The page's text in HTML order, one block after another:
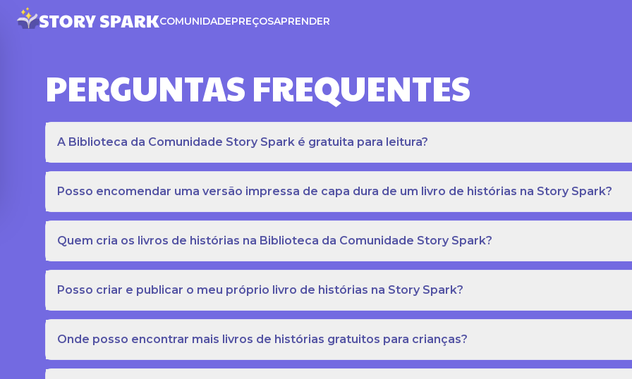
COMUNIDADEPREÇOSAPRENDER
PERGUNTAS FREQUENTES
A Biblioteca da Comunidade Story Spark é gratuita para leitura?
Posso encomendar uma versão impressa de capa dura de um livro de histórias na Story Spark?
Quem cria os livros de histórias na Biblioteca da Comunidade Story Spark?
Posso criar e publicar o meu próprio livro de histórias na Story Spark?
Onde posso encontrar mais livros de histórias gratuitos para crianças?